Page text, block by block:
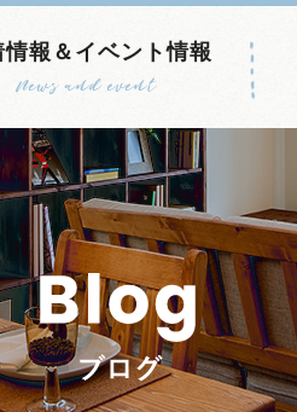
情報＆イベント情報
News and event